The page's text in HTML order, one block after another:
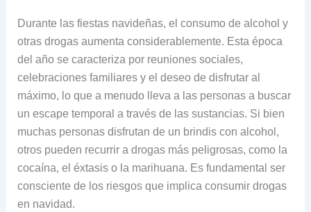
Durante las fiestas navideñas, el consumo de alcohol y
otras drogas aumenta considerablemente. Esta época
del año se caracteriza por reuniones sociales,
celebraciones familiares y el deseo de disfrutar al
máximo, lo que a menudo lleva a las personas a buscar
un escape temporal a través de las sustancias. Si bien
muchas personas disfrutan de un brindis con alcohol,
otros pueden recurrir a drogas más peligrosas, como la
cocaína, el éxtasis o la marihuana. Es fundamental ser
consciente de los riesgos que implica consumir drogas
en navidad.